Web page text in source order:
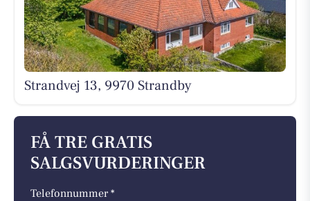
Strandvej 13, 9970 Strandby
FÅ TRE GRATIS
SALGSVURDERINGER
Telefonnummer *